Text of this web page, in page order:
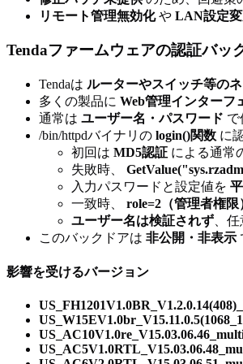
リモート管理無効化や LAN設定
Tendaファームウェアの認証バッ
Tendaは ルーターやスイッチ等の
多くの製品に Web管理インターフ
通常は ユーザー名・パスワード で
/bin/httpdバイナリの login()関数 に
初回は MD5認証 による通常
失敗時、
入力パスワードと設定値を
一致時、 role=2（管理者権限
ユーザー名は検証されず 、
このバックドアは 非公開・非表示
影響を受けるバージョン